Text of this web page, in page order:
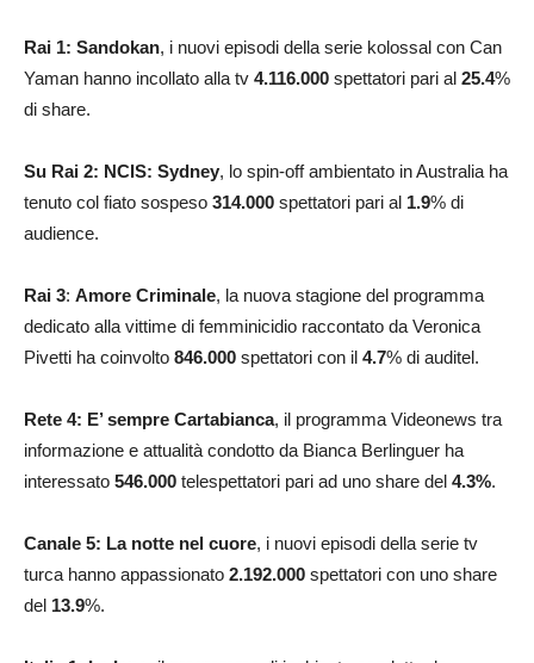
Rai 1: Sandokan, i nuovi episodi della serie kolossal con Can
Yaman hanno incollato alla tv 4.116.000 spettatori pari al 25.4%
di share.
Su Rai 2: NCIS: Sydney, lo spin-off ambientato in Australia ha
tenuto col fiato sospeso 314.000 spettatori pari al 1.9% di
audience.
Rai 3: Amore Criminale, la nuova stagione del programma
dedicato alla vittime di femminicidio raccontato da Veronica
Pivetti ha coinvolto 846.000 spettatori con il 4.7% di auditel.
Rete 4: E’ sempre Cartabianca, il programma Videonews tra
informazione e attualità condotto da Bianca Berlinguer ha
interessato 546.000 telespettatori pari ad uno share del 4.3%.
Canale 5: La notte nel cuore, i nuovi episodi della serie tv
turca hanno appassionato 2.192.000 spettatori con uno share
del 13.9%.